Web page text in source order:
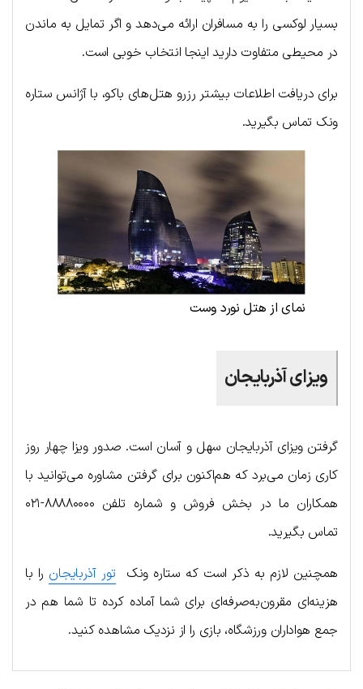
بسیار لوکسی را به مسافران ارائه می‌دهد و اگر تمایل به ماندن
در محیطی متفاوت دارید اینجا انتخاب خوبی است.
برای دریافت اطلاعات بیشتر رزرو هتل‌های باکو، با آژانس ستاره
ونک تماس بگیرید.
نمای از هتل نورد وست
ویزای آذربایجان
گرفتن ویزای آذربایجان سهل و آسان است. صدور ویزا چهار روز
کاری زمان می‌برد که هم‌اکنون برای گرفتن مشاوره می‌توانید با
همکاران ما در بخش فروش و شماره تلفن ۸۸۸۸۰۰۰۰-۰۲۱
تماس بگیرید.
همچنین لازم به ذکر است که ستاره ونک تور آذربایجان را با
هزینه‌ای مقرون‌به‌صرفه‌ای برای شما آماده کرده تا شما هم در
جمع هواداران ورزشگاه، بازی را از نزدیک مشاهده کنید.